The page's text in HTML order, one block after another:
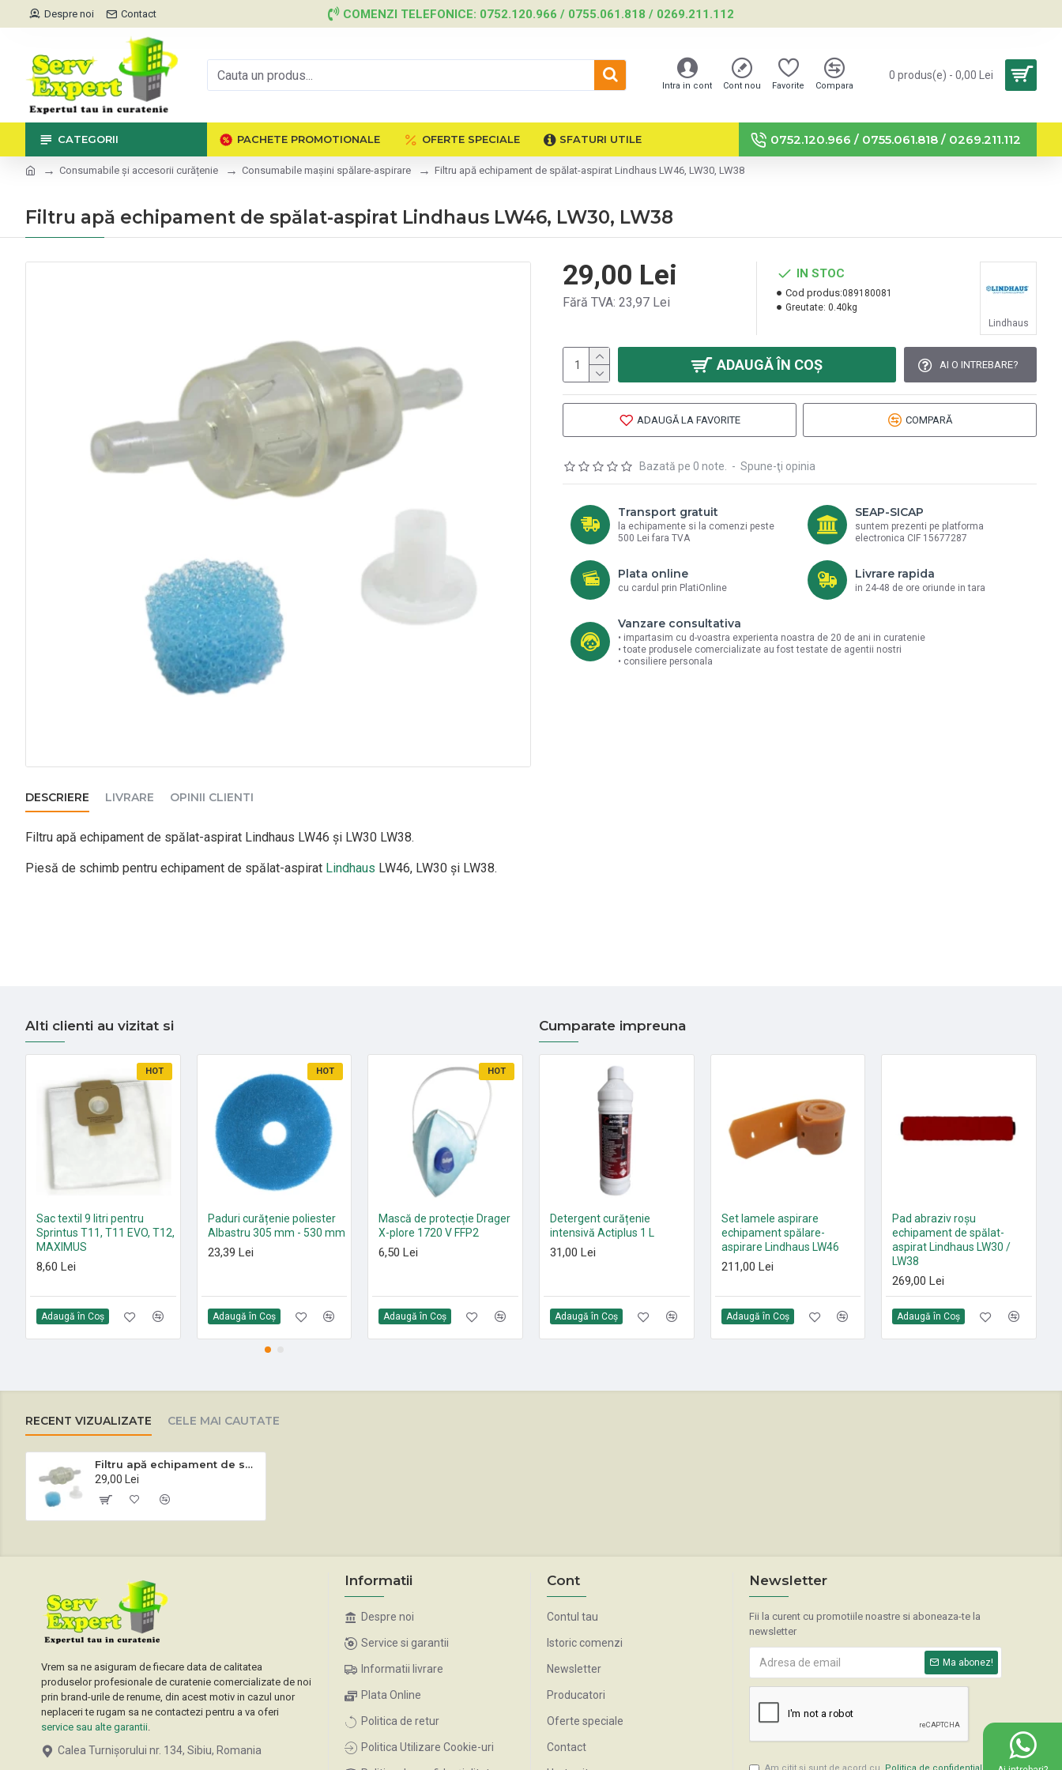
Despre noi Contact COMENZI TELEFONICE: 0752.120.966 / 0755.061.818 / 0269.211.112
Intra in cont Cont nou Favorite Compara
0 produs(e) - 0,00 Lei
CATEGORII PACHETE PROMOTIONALE OFERTE SPECIALE SFATURI UTILE 0752.120.966 / 0755.061.818 / 0269.211.112
Consumabile și accesorii curățenie Consumabile mașini spălare-aspirare Filtru apă echipament de spălat-aspirat Lindhaus LW46, LW30, LW38
Filtru apă echipament de spălat-aspirat Lindhaus LW46, LW30, LW38
Bazată pe 0 note. - Spune-ţi opinia
29,00 Lei
Fără TVA: 23,97 Lei
IN STOC
Cod produs:089180081
Greutate: 0.40kg
Lindhaus
ADAUGĂ ÎN COŞ AI O INTREBARE?
ADAUGĂ LA FAVORITE COMPARĂ
Transport gratuit
la echipamente si la comenzi peste
500 Lei fara TVA
SEAP-SICAP
suntem prezenti pe platforma
electronica CIF 15677287
Plata online
cu cardul prin PlatiOnline
Livrare rapida
in 24-48 de ore oriunde in tara
Vanzare consultativa
• impartasim cu d-voastra experienta noastra de 20 de ani in curatenie
• toate produsele comercializate au fost testate de agentii nostri
• consiliere personala
DESCRIERE LIVRARE OPINII CLIENTI
Filtru apă echipament de spălat-aspirat Lindhaus LW46 și LW30 LW38.
Piesă de schimb pentru echipament de spălat-aspirat Lindhaus LW46, LW30 și LW38.
Alti clienti au vizitat si
HOT
Sac textil 9 litri pentru
Sprintus T11, T11 EVO, T12,
MAXIMUS
8,60 Lei
Adaugă în Coş
HOT
Paduri curățenie poliester
Albastru 305 mm - 530 mm
23,39 Lei
Adaugă în Coş
HOT
Mască de protecție Drager
X-plore 1720 V FFP2
6,50 Lei
Adaugă în Coş
Paduri curățenie poliester
Roșu 305 mm - 530 mm
21,35 Lei
Adaugă în Coş
Set 10 saci textili 9 L
HEPA13 Sprintus FLOORY,
T11 EVO, MAXIMUS HEPA,
ERA EVO, ERA TEC
Adaugă în Coş
Cumparate impreuna
Detergent curățenie
intensivă Actiplus 1 L
31,00 Lei
Adaugă în Coş
Set lamele aspirare
echipament spălare-
aspirare Lindhaus LW46
211,00 Lei
Adaugă în Coş
Pad abraziv roșu
echipament de spălat-
aspirat Lindhaus LW30 /
LW38
269,00 Lei
Adaugă în Coş
RECENT VIZUALIZATE CELE MAI CAUTATE
Filtru apă echipament de spălat-aspirat Lindhaus LW46, LW30, LW38
29,00 Lei
Vrem sa ne asiguram de fiecare data de calitatea
produselor profesionale de curatenie comercializate de noi
prin brand-urile de renume, din acest motiv in cazul unor
neplaceri te rugam sa ne contactezi pentru a va oferi
service sau alte garantii.
Calea Turnișorului nr. 134, Sibiu, Romania
Informatii
Despre noi
Service si garantii
Informatii livrare
Plata Online
Politica de retur
Politica Utilizare Cookie-uri
Cont
Contul tau
Istoric comenzi
Newsletter
Producatori
Oferte speciale
Contact
Newsletter
Fii la curent cu promotiile noastre si aboneaza-te la
newsletter
Ma abonez!